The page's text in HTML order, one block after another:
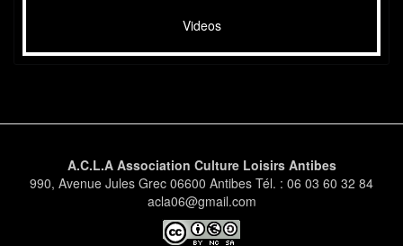
Videos
A.C.L.A Association Culture Loisirs Antibes
990, Avenue Jules Grec 06600 Antibes Tél. : 06 03 60 32 84
acla06@gmail.com